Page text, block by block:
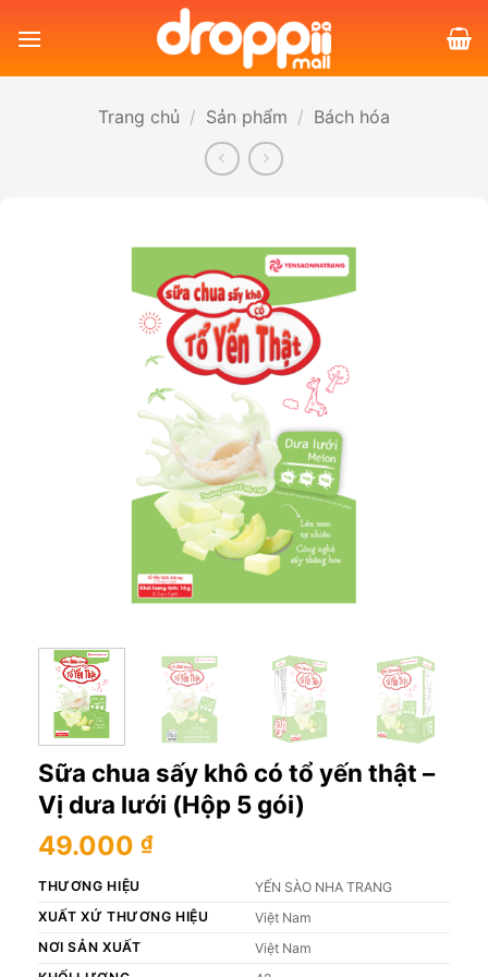
qua
Trang chủ / Sản phẩm / Bách hóa
Sữa chua sấy khô có tổ yến thật –
Vị dưa lưới (Hộp 5 gói)
49.000 ₫
THƯƠNG HIỆU
YẾN SÀO NHA TRANG
XUẤT XỨ THƯƠNG HIỆU
Việt Nam
NƠI SẢN XUẤT
Việt Nam